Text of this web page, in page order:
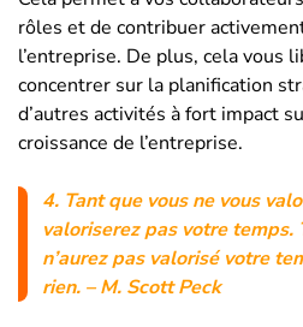
rôles et de contribuer
l’entreprise. De plus, cela vous
concentrer sur la planification
d’autres activités à fort impact
croissance de l’entreprise.
4. Tant que vous ne vous
valoriserez pas votre temps.
n’aurez pas valorisé votre
rien. – M. Scott Peck